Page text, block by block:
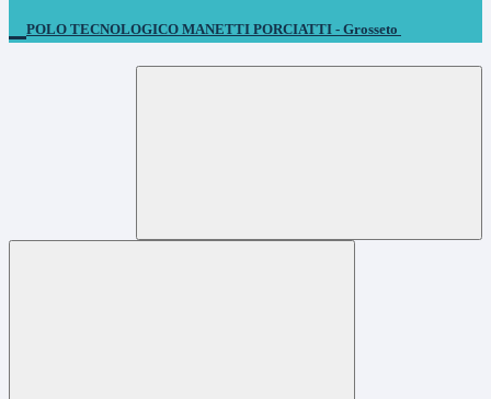
POLO TECNOLOGICO MANETTI PORCIATTI - Grosseto